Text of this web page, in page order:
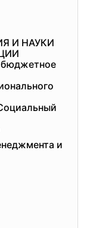
И НАУКИ
бюджeтнoe
и